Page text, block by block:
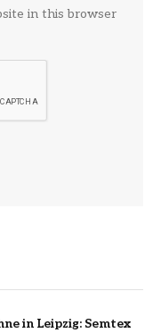
in this browser
in Leipzig: Semtex